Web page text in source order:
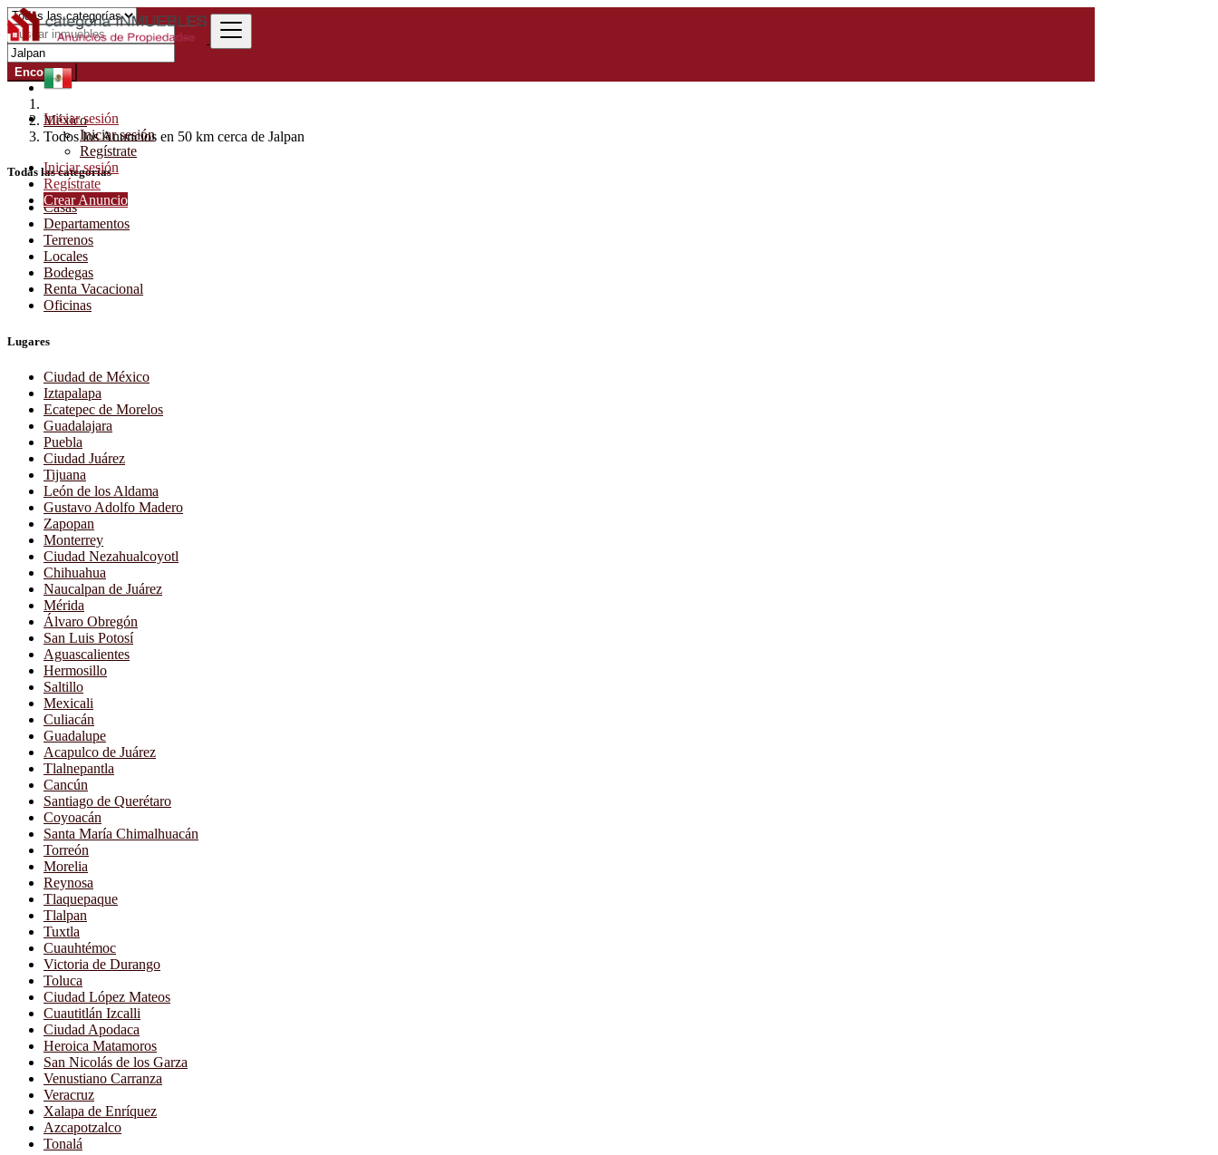
Iniciar sesión
Iniciar sesión
Regístrate
Iniciar sesión
Regístrate
Crear Anuncio
Encontrar
México
Todos los Anuncios en 50 km cerca de Jalpan
Todas las categorías
Casas
Departamentos
Terrenos
Locales
Bodegas
Renta Vacacional
Oficinas
Lugares
Ciudad de México
Iztapalapa
Ecatepec de Morelos
Guadalajara
Puebla
Ciudad Juárez
Tijuana
León de los Aldama
Gustavo Adolfo Madero
Zapopan
Monterrey
Ciudad Nezahualcoyotl
Chihuahua
Naucalpan de Juárez
Mérida
Álvaro Obregón
San Luis Potosí
Aguascalientes
Hermosillo
Saltillo
Mexicali
Culiacán
Guadalupe
Acapulco de Juárez
Tlalnepantla
Cancún
Santiago de Querétaro
Coyoacán
Santa María Chimalhuacán
Torreón
Morelia
Reynosa
Tlaquepaque
Tlalpan
Tuxtla
Cuauhtémoc
Victoria de Durango
Toluca
Ciudad López Mateos
Cuautitlán Izcalli
Ciudad Apodaca
Heroica Matamoros
San Nicolás de los Garza
Venustiano Carranza
Veracruz
Xalapa de Enríquez
Azcapotzalco
Tonalá